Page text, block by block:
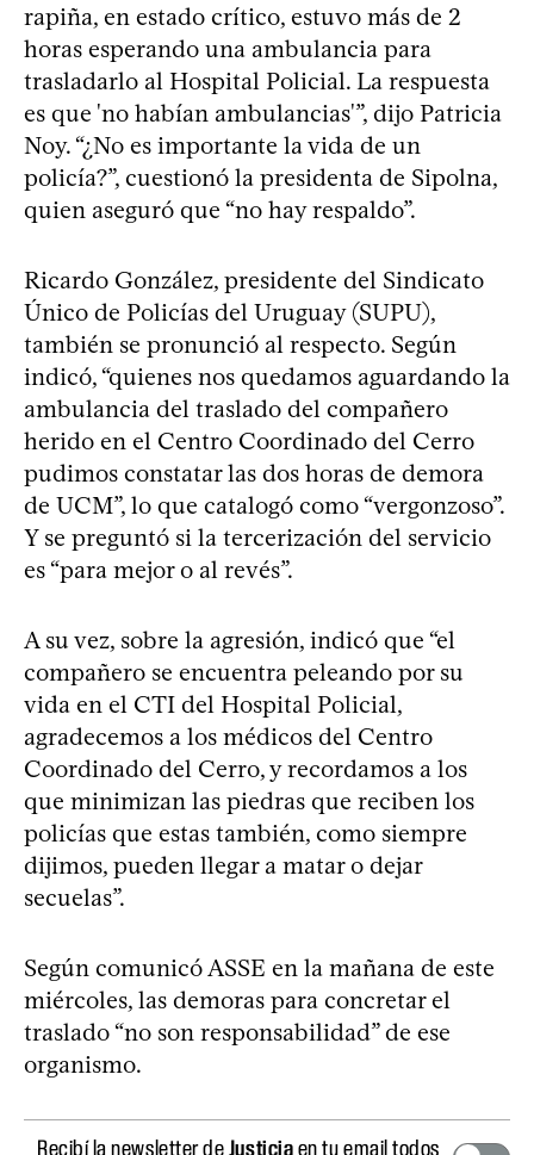
rapiña, en estado crítico, estuvo más de 2
horas esperando una ambulancia para
trasladarlo al Hospital Policial. La respuesta
es que 'no habían ambulancias'”, dijo Patricia
Noy. “¿No es importante la vida de un
policía?”, cuestionó la presidenta de Sipolna,
quien aseguró que “no hay respaldo”.
Ricardo González, presidente del Sindicato
Único de Policías del Uruguay (SUPU),
también se pronunció al respecto. Según
indicó, “quienes nos quedamos aguardando la
ambulancia del traslado del compañero
herido en el Centro Coordinado del Cerro
pudimos constatar las dos horas de demora
de UCM”, lo que catalogó como “vergonzoso”.
Y se preguntó si la tercerización del servicio
es “para mejor o al revés”.
A su vez, sobre la agresión, indicó que “el
compañero se encuentra peleando por su
vida en el CTI del Hospital Policial,
agradecemos a los médicos del Centro
Coordinado del Cerro, y recordamos a los
que minimizan las piedras que reciben los
policías que estas también, como siempre
dijimos, pueden llegar a matar o dejar
secuelas”.
Según comunicó ASSE en la mañana de este
miércoles, las demoras para concretar el
traslado “no son responsabilidad” de ese
organismo.
Recibí la newsletter deJusticiaen tu email todos